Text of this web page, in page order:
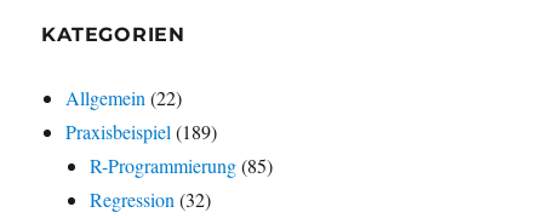
KATEGORIEN
Allgemein (22)
Praxisbeispiel (189)
R-Programmierung(85)
Regression (32)